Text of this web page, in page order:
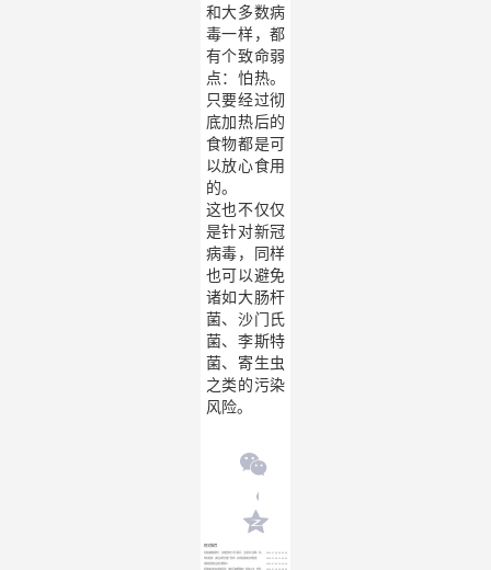
和大多数病
毒一样，都
有个致命弱
点：怕热。
只要经过彻
底加热后的
食物都是可
以放心食用
的。
这也不仅仅
是针对新冠
病毒，同样
也可以避免
诸如大肠杆
菌、沙门氏
菌、李斯特
菌、寄生虫
之类的污染
风险。
相关推荐
2023-07-28 09:32:39
我的短链：满足多样化推广需求，实现短链接在线管理
2023-07-28 11:36:41
缩我短链接生成功能简介
2023-07-28 14:19:49